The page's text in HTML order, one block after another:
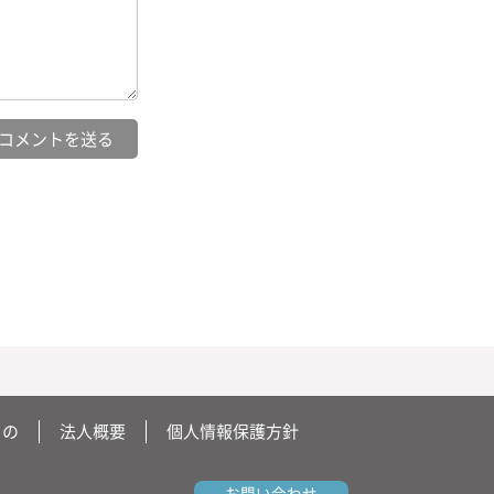
法人概要 個人情報保護方針